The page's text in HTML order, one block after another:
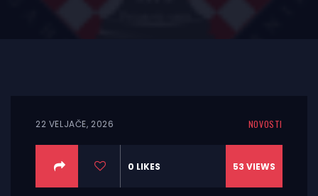
22 VELJAČE, 2026 NOVOSTI
0 LIKES 53 VIEWS